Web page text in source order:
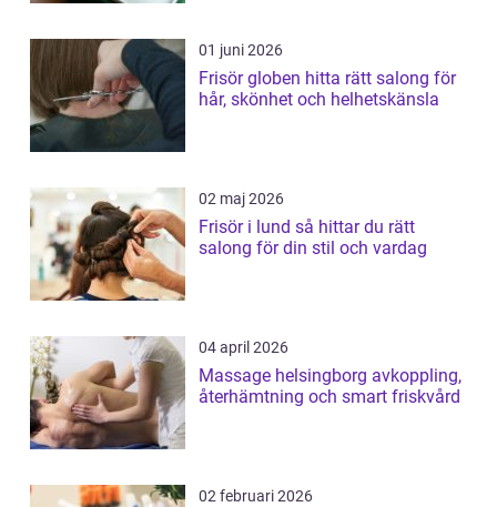
01 juni 2026
Frisör globen hitta rätt salong för
hår, skönhet och helhetskänsla
02 maj 2026
Frisör i lund så hittar du rätt
salong för din stil och vardag
04 april 2026
Massage helsingborg avkoppling,
återhämtning och smart friskvård
02 februari 2026